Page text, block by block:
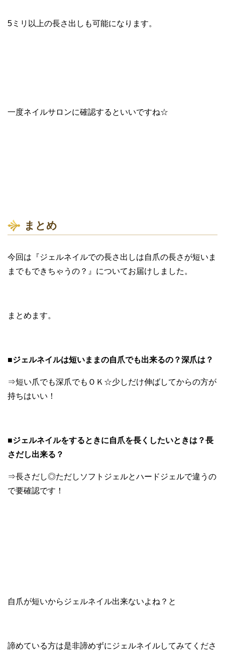
5ミリ以上の長さ出しも可能になります。
一度ネイルサロンに確認するといいですね☆
まとめ
今回は『ジェルネイルでの長さ出しは自爪の長さが短いま
までもできちゃうの？』についてお届けしました。
まとめます。
■ジェルネイルは短いままの自爪でも出来るの？深爪は？
⇒短い爪でも深爪でもＯＫ☆少しだけ伸ばしてからの方が
持ちはいい！
■ジェルネイルをするときに自爪を長くしたいときは？長
さだし出来る？
⇒長さだし◎ただしソフトジェルとハードジェルで違うの
で要確認です！
自爪が短いからジェルネイル出来ないよね？と
諦めている方は是非諦めずにジェルネイルしてみてくださ